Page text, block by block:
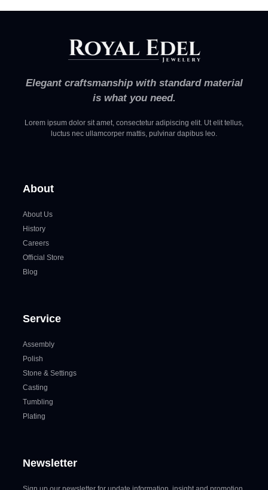
Elegant craftsmanship with standard material
is what you need.
Lorem ipsum dolor sit amet, consectetur adipiscing elit. Ut elit tellus,
luctus nec ullamcorper mattis, pulvinar dapibus leo.
About
About Us
History
Careers
Official Store
Blog
Service
Assembly
Polish
Stone & Settings
Casting
Tumbling
Plating
Newsletter